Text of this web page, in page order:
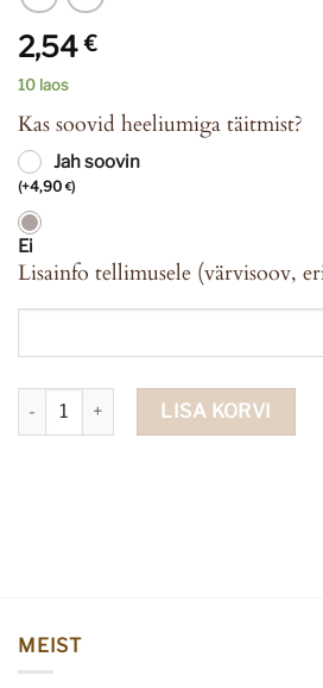
2,54€
10 laos
Kas soovid heeliumiga täitmist?
Jah soovin
(+4,90 €)
Ei
Lisainfo tellimusele (värvisoov,
LISA KORVI
MEIST